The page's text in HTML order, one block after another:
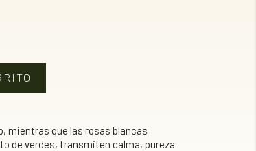
mientras que las rosas blancas
de verdes, transmiten calma, pureza